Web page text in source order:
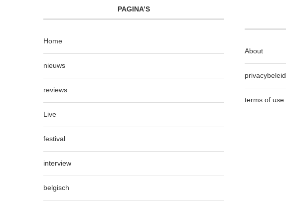
PAGINA’S
Home
nieuws
reviews
Live
festival
interview
belgisch
About
privacybeleid
terms of use